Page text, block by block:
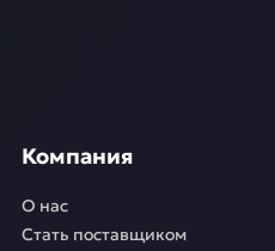
Компания
О нас
Стать поставщиком